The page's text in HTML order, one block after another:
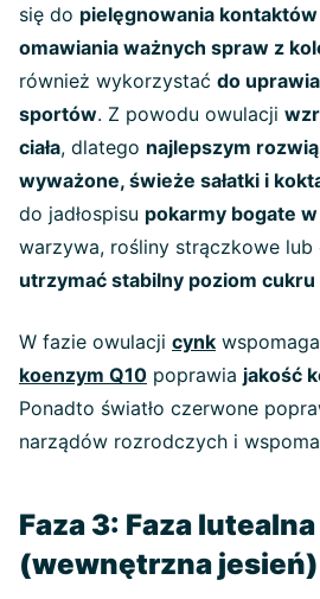
się do pielęgnowania
omawiania ważnych spraw z
również wykorzystać do
sportów. Z powodu owulacji
ciała, dlatego najlepszym
wyważone, świeże sałatki i
do jadłospisu pokarmy bogate w
warzywa, rośliny strączkowe lub
utrzymać stabilny poziom
W fazie owulacji cynk
koenzym Q10 poprawia jakość
Ponadto światło czerwone
narządów rozrodczych i
Faza 3: Faza lutealna
(wewnętrzna jesień)